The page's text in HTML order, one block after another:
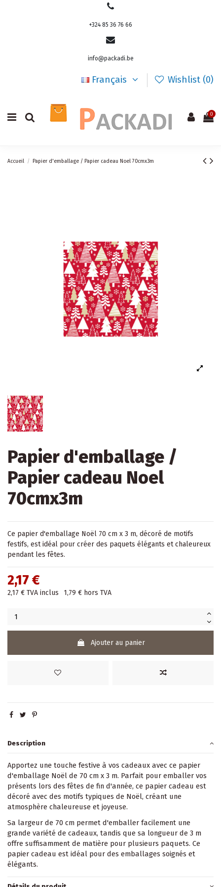
+324 85 36 76 66
info@packadi.be
Français Wishlist (0)
0
Accueil Papier d'emballage / Papier cadeau Noel 70cmx3m
Papier d'emballage /
Papier cadeau Noel
70cmx3m
Ce papier d'emballage Noël 70 cm x 3 m, décoré de motifs
festifs, est idéal pour créer des paquets élégants et chaleureux
pendant les fêtes.
2,17 €
2,17 € TVA inclus 1,79 € hors TVA
Ajouter au panier
Description
Apportez une touche festive à vos cadeaux avec ce papier
d'emballage Noël de 70 cm x 3 m. Parfait pour emballer vos
présents lors des fêtes de fin d'année, ce papier cadeau est
décoré avec des motifs typiques de Noël, créant une
atmosphère chaleureuse et joyeuse.
Sa largeur de 70 cm permet d'emballer facilement une
grande variété de cadeaux, tandis que sa longueur de 3 m
offre suffisamment de matière pour plusieurs paquets. Ce
papier cadeau est idéal pour des emballages soignés et
élégants.